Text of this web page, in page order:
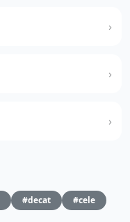
#decat
#cele